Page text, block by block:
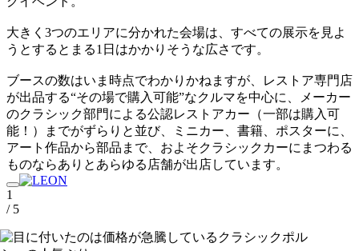
大きく3つのエリアに分かれた会場は、すべての展示を見よ
うとするとまる1日はかかりそうな広さです。
ブースの数はいま時点でわかりかねますが、レストア専門店
が出品する“その場で購入可能”なクルマを中心に、メーカー
のクラシック部門による公認レストアカー（一部は購入可
能！）までがずらりと並び、ミニカー、書籍、ポスターに、
アート作品から部品まで、およそクラシックカーにまつわる
ものならありとあらゆる店舗が出店しています。
1
/ 5